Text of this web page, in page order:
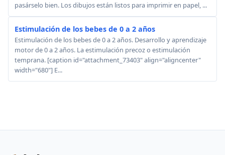
pasárselo bien. Los dibujos están listos para imprimir en papel, ...
Estimulación de los bebes de 0 a 2 años
Estimulación de los bebes de 0 a 2 años. Desarrollo y aprendizaje
motor de 0 a 2 años. La estimulación precoz o estimulación
temprana. [caption id="attachment_73403" align="aligncenter"
width="680"] E...